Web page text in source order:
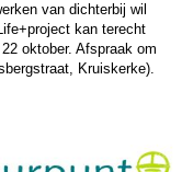
van dichterbij wil
kan terecht
oktober. Afspraak om
Kruiskerke).